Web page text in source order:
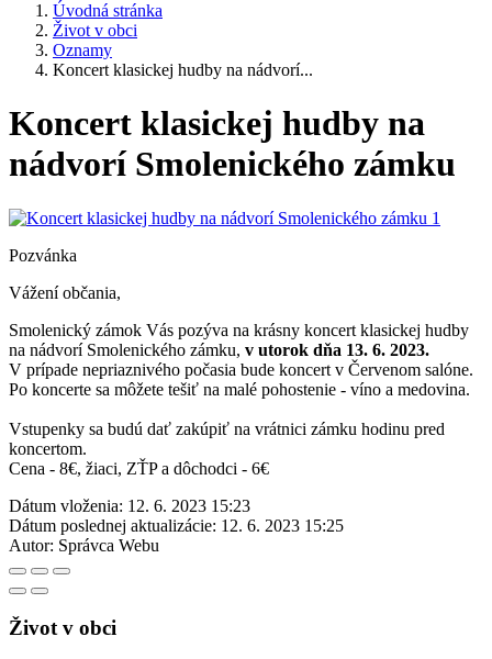
Úvodná stránka
Život v obci
Oznamy
Koncert klasickej hudby na nádvorí...
Koncert klasickej hudby na
nádvorí Smolenického zámku
Pozvánka
Vážení občania,
Smolenický zámok Vás pozýva na krásny koncert klasickej hudby
na nádvorí Smolenického zámku, v utorok dňa 13. 6. 2023.
V prípade nepriaznivého počasia bude koncert v Červenom salóne.
Po koncerte sa môžete tešiť na malé pohostenie - víno a medovina.
Vstupenky sa budú dať zakúpiť na vrátnici zámku hodinu pred
koncertom.
Cena - 8€, žiaci, ZŤP a dôchodci - 6€
Dátum vloženia: 12. 6. 2023 15:23
Dátum poslednej aktualizácie: 12. 6. 2023 15:25
Autor: Správca Webu
Život v obci